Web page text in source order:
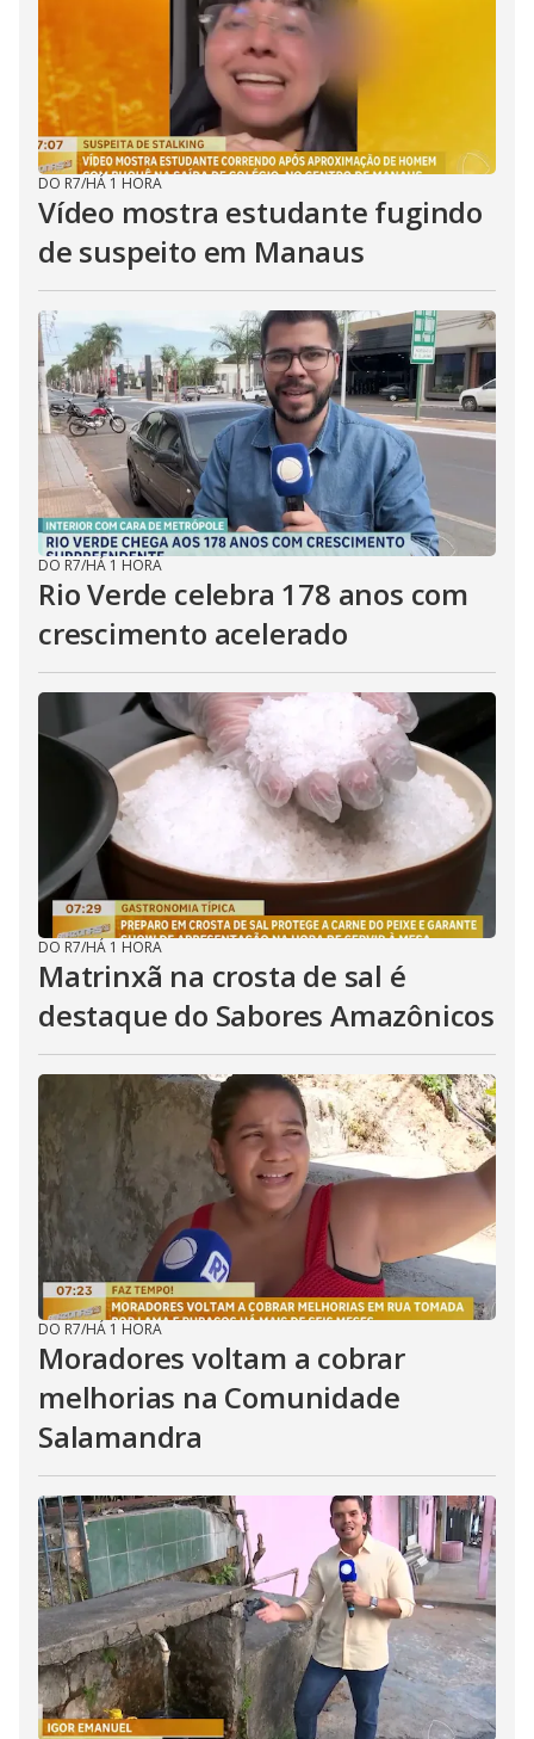
DO R7/HÁ 1 HORA
Vídeo mostra estudante fugindo
de suspeito em Manaus
DO R7/HÁ 1 HORA
Rio Verde celebra 178 anos com
crescimento acelerado
DO R7/HÁ 1 HORA
Matrinxã na crosta de sal é
destaque do Sabores Amazônicos
DO R7/HÁ 1 HORA
Moradores voltam a cobrar
melhorias na Comunidade
Salamandra